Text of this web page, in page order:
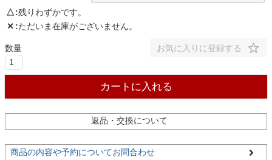
家電・照明器具
ガーデン
タワー
△ 残りわずかです。
✕ ただいま在庫がございません。
お気に入りに登録する
カートに入れる
返品・交換について
商品の内容や予約についてお問合わせ